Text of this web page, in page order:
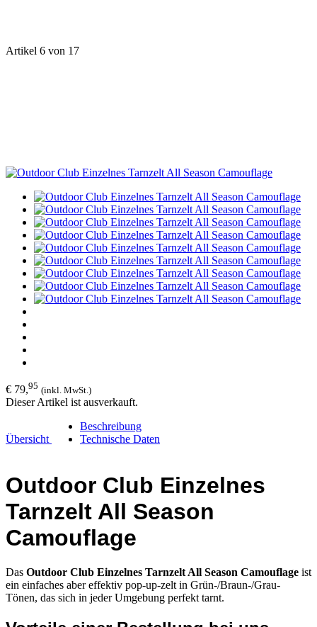
Artikel 6 von 17
€ 79,95 (inkl. MwSt.)
Dieser Artikel ist ausverkauft.
Übersicht
Beschreibung
Technische Daten
Outdoor Club Einzelnes
Tarnzelt All Season
Camouflage
Das Outdoor Club Einzelnes Tarnzelt All Season Camouflage ist
ein einfaches aber effektiv pop-up-zelt in Grün-/Braun-/Grau-
Tönen, das sich in jeder Umgebung perfekt tarnt.